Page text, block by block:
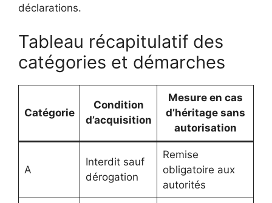
déclarations.
Tableau récapitulatif des
catégories et démarches
Catégorie
Condition
d’acquisition
Mesure en cas
d’héritage sans
autorisation
A
Interdit sauf
dérogation
Remise
obligatoire aux
autorités